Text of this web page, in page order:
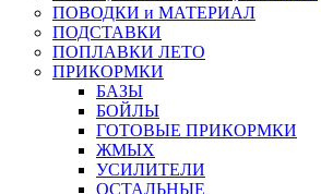
ПОВОДКИ и МАТЕРИАЛ
ПОДСТАВКИ
ПОПЛАВКИ ЛЕТО
ПРИКОРМКИ
БАЗЫ
БОЙЛЫ
ГОТОВЫЕ ПРИКОРМКИ
ЖМЫХ
УСИЛИТЕЛИ
ОСТАЛЬНЫЕ